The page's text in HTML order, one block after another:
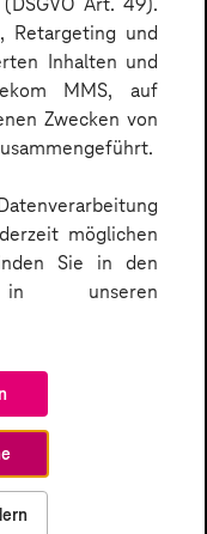
Retargeting und
Inhalten und
MMS, auf
Zwecken von
möglichen
Sie in den
unseren
will, braucht